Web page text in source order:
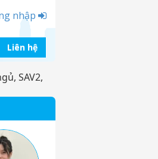
nhập
Liên hệ
SAV2,